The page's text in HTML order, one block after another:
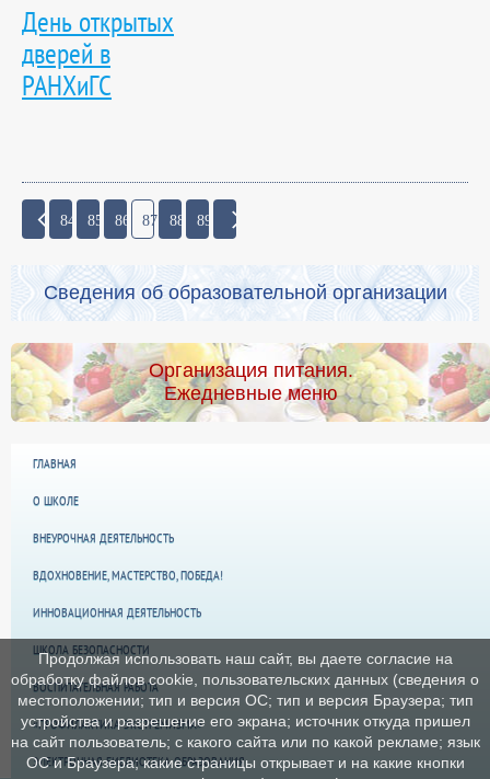
День открытых
дверей в
РАНХиГС
84 85 86 87 88 89
Сведения об образовательной организации
Организация питания.
Ежедневные меню
ГЛАВНАЯ
О ШКОЛЕ
ВНЕУРОЧНАЯ ДЕЯТЕЛЬНОСТЬ
ВДОХНОВЕНИЕ, МАСТЕРСТВО, ПОБЕДА!
ИННОВАЦИОННАЯ ДЕЯТЕЛЬНОСТЬ
ШКОЛА БЕЗОПАСНОСТИ
ВОСПИТАТЕЛЬНАЯ РАБОТА
«ПРОФИЛАКТИКА ЭКСТРЕМИЗМА»
ЭЛЕКТРОННАЯ БИБЛИОТЕКА ОБРАЗОВАНИЯ
Продолжая использовать наш сайт, вы даете согласие на
обработку файлов cookie, пользовательских данных (сведения о
местоположении; тип и версия ОС; тип и версия Браузера; тип
устройства и разрешение его экрана; источник откуда пришел
на сайт пользователь; с какого сайта или по какой рекламе; язык
ОС и Браузера; какие страницы открывает и на какие кнопки